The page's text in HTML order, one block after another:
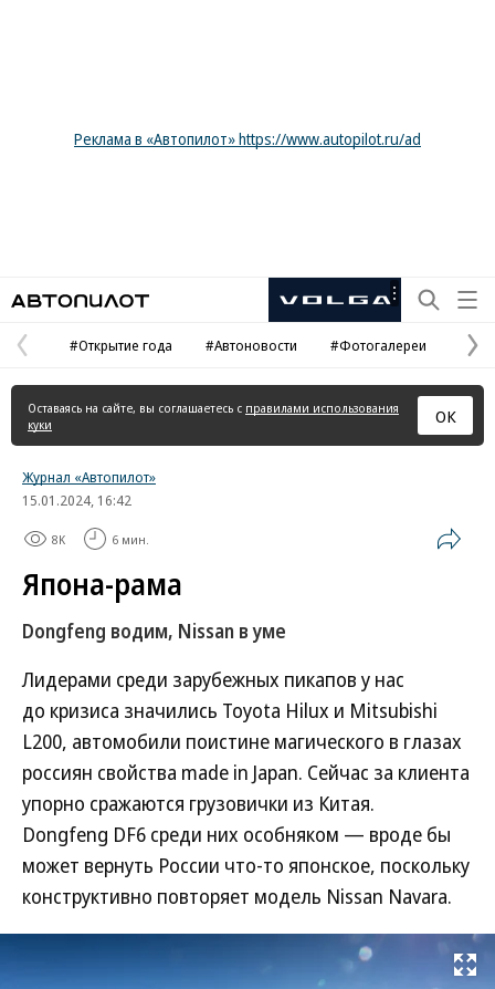
Реклама в «Автопилот» https://www.autopilot.ru/ad
Рекламная
Предыдущая
страница
#Открытие года #Автоновости #Фотогалереи
Оставаясь на сайте, вы соглашаетесь с правилами использования
куки
ОК
Журнал «Автопилот»
15.01.2024, 16:42
8K 6 мин.
Япона-рама
Dongfeng водим, Nissan в уме
Лидерами среди зарубежных пикапов у нас
до кризиса значились Toyota Hilux и Mitsubishi
L200, автомобили поистине магического в глазах
россиян свойства made in Japan. Сейчас за клиента
упорно сражаются грузовички из Китая.
Dongfeng DF6 среди них особняком — вроде бы
может вернуть России что-то японское, поскольку
конструктивно повторяет модель Nissan Navara.
Развернуть